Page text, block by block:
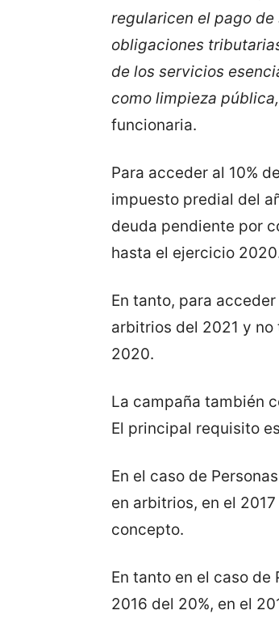
regularicen el pago
obligaciones
de los servicios
como limpieza
funcionaria.
Para acceder al 10%
impuesto predial del
deuda pendiente por
hasta el ejercicio
En tanto, para
arbitrios del 2021 y
2020.
La campaña también
El principal requisito
En el caso de
en arbitrios, en el
concepto.
En tanto en el caso
2016 del 20%, en el